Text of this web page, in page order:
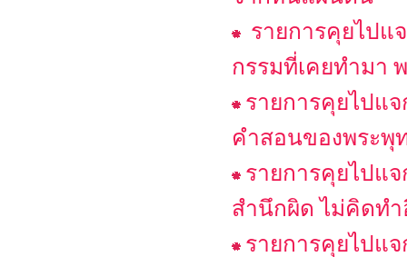
รายการคุยไปแ
กรรมที่เคยทำมา
รายการคุยไปแ
คำสอนของพระพุ
รายการคุยไปแ
สำนึกผิด ไม่คิดทำ
รายการคุยไปแ